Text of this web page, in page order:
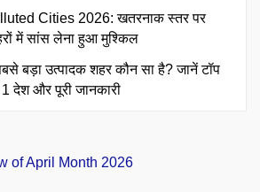
Cities 2026: खतरनाक स्तर पर
में सांस लेना हुआ मुश्किल
बड़ा उत्पादक शहर कौन सा है? जानें टॉप
1 देश और पूरी जानकारी